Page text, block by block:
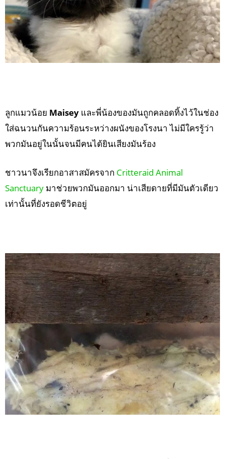
ลูกแมวน้อย Maisey และพี่น้องของมันถูกคลอดทิ้งไว้ในช่อง
ใส่ฉนวนกันความร้อนระหว่างผนังของโรงนา ไม่มีใครรู้ว่า
พวกมันอยู่ในนั้นจนมีคนได้ยินเสียงมันร้อง
ชาวนาจึงเรียกอาสาสมัครจาก Critteraid Animal
Sanctuary มาช่วยพวกมันออกมา น่าเสียดายที่มีมันตัวเดียว
เท่านั้นที่ยังรอดชีวิตอยู่